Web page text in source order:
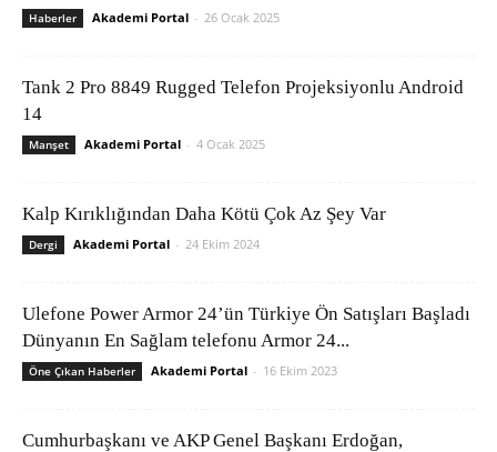
Haberler Akademi Portal - 26 Ocak 2025
Tank 2 Pro 8849 Rugged Telefon Projeksiyonlu Android
14
Manşet Akademi Portal - 4 Ocak 2025
Kalp Kırıklığından Daha Kötü Çok Az Şey Var
Dergi Akademi Portal - 24 Ekim 2024
Ulefone Power Armor 24’ün Türkiye Ön Satışları Başladı
Dünyanın En Sağlam telefonu Armor 24...
Öne Çıkan Haberler Akademi Portal - 16 Ekim 2023
Cumhurbaşkanı ve AKP Genel Başkanı Erdoğan,